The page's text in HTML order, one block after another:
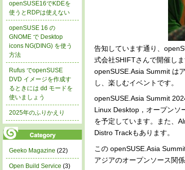
告知しています通り、
式会社SHIFTさんで開催しま
openSUSE.Asia Summit は
し、楽しむイベントです。
openSUSE.Asia Summit
Linux Desktop，オープンソ
を予定しています。また、
Distro Trackもあります。
この openSUSE.Asia
アジアのオープンソース関
openSUSE16でKDEを
使うとRDPは使えない
openSUSE 16 の
GNOME で Desktop
icons NG(DING) を使う
方法
Rufus でopenSUSE
DVD イメージを作成す
るときには dd モードを
使いましょう
2025年のふりかえり
Geeko Magazine (22)
Open Build Service (3)